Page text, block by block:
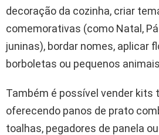
decoração da cozinha, criar
comemorativas (como Natal,
juninas), bordar nomes, aplicar
borboletas ou pequenos
Também é possível vender kits
oferecendo panos de prato
toalhas, pegadores de panela